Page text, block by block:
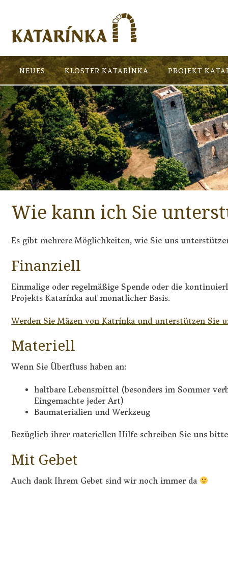
NEUES KLOSTER KATARÍNKA PROJEKT
Wie kann ich Sie
Es gibt mehrere Möglichkeiten, wie Sie uns
Finanziell
Einmalige oder regelmäßige Spende oder die
Projekts Katarínka auf monatlicher Basis.
Werden Sie Mäzen von Katrínka und unterstützen Sie
Materiell
Wenn Sie Überfluss haben an:
haltbare Lebensmittel (besonders im Sommer
Eingemachte jeder Art)
Baumaterialien und Werkzeug
Bezüglich ihrer materiellen Hilfe schreiben Sie uns
Mit Gebet
Auch dank Ihrem Gebet sind wir noch immer da